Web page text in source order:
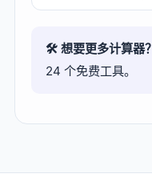
🛠 想要更多计算器？
24 个免费工具。